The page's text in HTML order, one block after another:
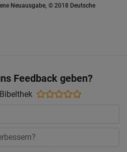
Neuausgabe, © 2018 Deutsche
Feedback geben?